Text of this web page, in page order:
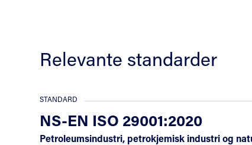
Relevante standarder
STANDARD
NS-EN ISO 29001:2020
Petroleumsindustri, petrokjemisk industri og